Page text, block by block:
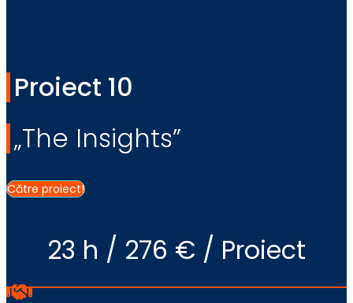
Proiect 10
„The Insights”
Către proiect!
23 h / 276 € / Proiect